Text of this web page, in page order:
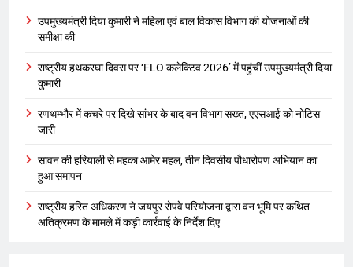
उपमुख्यमंत्री दिया कुमारी ने महिला एवं बाल विकास विभाग की योजनाओं की
समीक्षा की
राष्ट्रीय हथकरघा दिवस पर ‘FLO कलेक्टिव 2026’ में पहुंचीं उपमुख्यमंत्री दिया
कुमारी
रणथम्भौर में कचरे पर दिखे सांभर के बाद वन विभाग सख्त, एएसआई को नोटिस
जारी
सावन की हरियाली से महका आमेर महल, तीन दिवसीय पौधारोपण अभियान का
हुआ समापन
राष्ट्रीय हरित अधिकरण ने जयपुर रोपवे परियोजना द्वारा वन भूमि पर कथित
अतिक्रमण के मामले में कड़ी कार्रवाई के निर्देश दिए